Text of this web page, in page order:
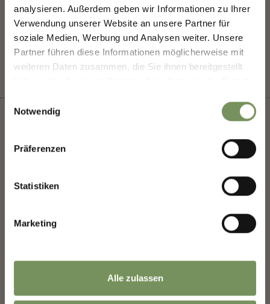
analysieren. Außerdem geben wir Informationen zu Ihrer
Verwendung unserer Website an unsere Partner für
soziale Medien, Werbung und Analysen weiter. Unsere
Partner führen diese Informationen möglicherweise mit
weiteren Daten zusammen, die Sie ihnen bereitgestellt
Einwilligungsauswahl
Notwendig
Präferenzen
Statistiken
Marketing
Alle zulassen
IL CONTENUTO VI È STATO UTILE? SÌ NO
Iscriviti subito alla nostra newsletter e sarai il primo
a conoscere offerte esclusive, eventi speciali e
consigli nascosti per la tua prossima visita a
Marlengo!
tua vacanza a Marlengo
ancora più bella!
Saluto
Cognome